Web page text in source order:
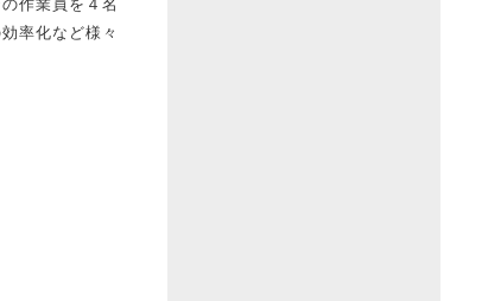
作業員を４名
率化など様々